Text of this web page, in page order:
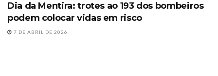
Dia da Mentira: trotes ao 193 dos bombeiros
podem colocar vidas em risco
7 DE ABRIL DE 2026